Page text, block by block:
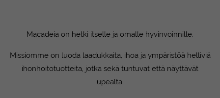
Macadeia on hetki itselle ja omalle hyvinvoinnille.
Missiomme on luoda laadukkaita, ihoa ja ympäristöä helliviä
ihonhoitotuotteita, jotka sekä tuntuvat että näyttävät
upealta.